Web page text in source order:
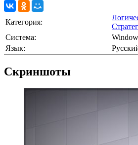
Категория:
Cистема:
Язык:
Скриншоты